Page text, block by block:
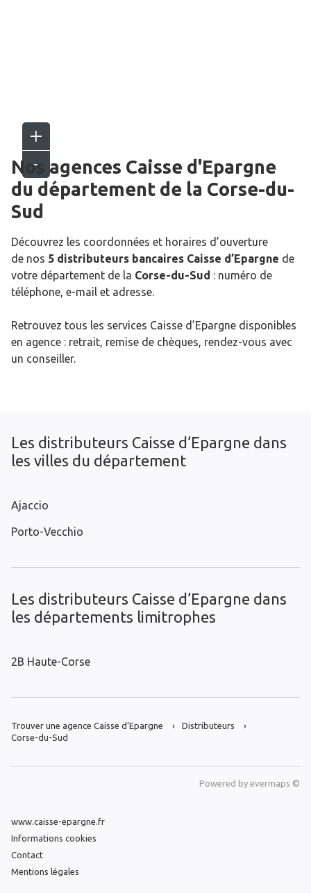
Nos agences Caisse d'Epargne
du département de la Corse-du-
Sud
Découvrez les coordonnées et horaires d’ouverture
de nos 5 distributeurs bancaires Caisse d’Epargne de
votre département de la Corse-du-Sud : numéro de
téléphone, e-mail et adresse.
Retrouvez tous les services Caisse d’Epargne disponibles
en agence : retrait, remise de chèques, rendez-vous avec
un conseiller.
Les distributeurs Caisse d’Epargne dans
les villes du département
Ajaccio
Porto-Vecchio
Les distributeurs Caisse d’Epargne dans
les départements limitrophes
2B Haute-Corse
Trouver une agence Caisse d’Epargne
Distributeurs
Corse-du-Sud
Powered by evermaps ©
www.caisse-epargne.fr
Informations cookies
Contact
Mentions légales